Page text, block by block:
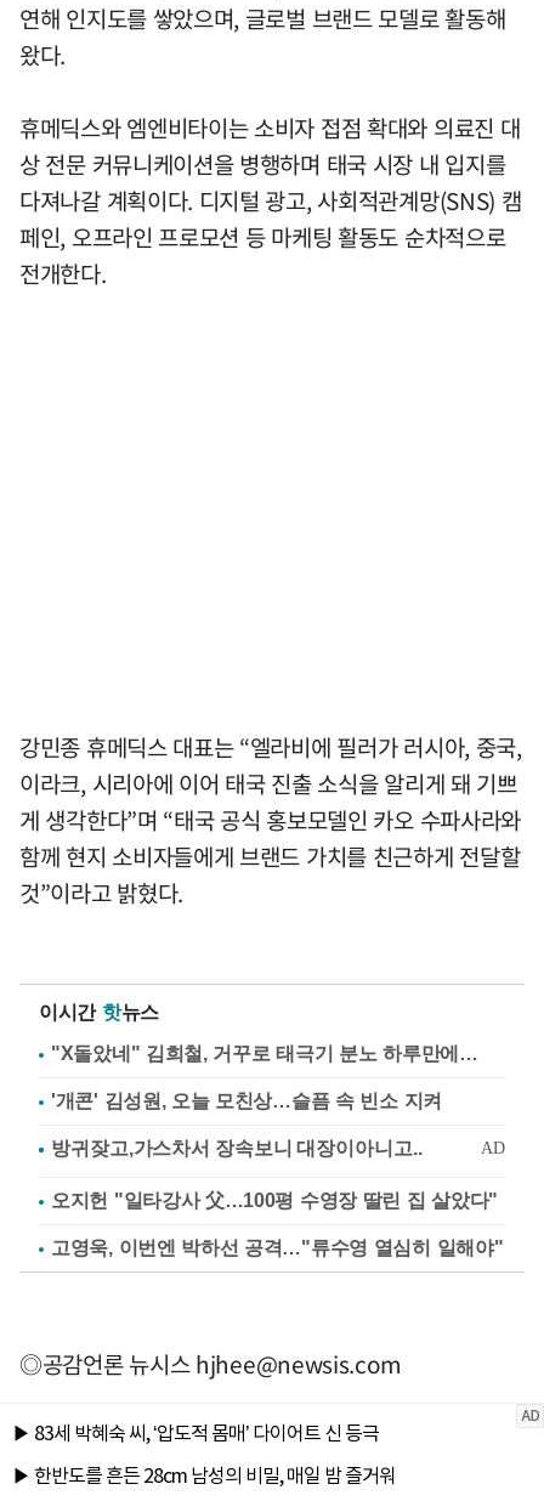
연해 인지도를 쌓았으며, 글로벌 브랜드 모델로 활동해
왔다.
휴메딕스와 엠엔비타이는 소비자 접점 확대와 의료진 대
상 전문 커뮤니케이션을 병행하며 태국 시장 내 입지를
다져나갈 계획이다. 디지털 광고, 사회적관계망(SNS) 캠
페인, 오프라인 프로모션 등 마케팅 활동도 순차적으로
전개한다.
강민종 휴메딕스 대표는 “엘라비에 필러가 러시아, 중국,
이라크, 시리아에 이어 태국 진출 소식을 알리게 돼 기쁘
게 생각한다”며 “태국 공식 홍보모델인 카오 수파사라와
함께 현지 소비자들에게 브랜드 가치를 친근하게 전달할
것”이라고 밝혔다.
이시간 핫뉴스
"X돌았네" 김희철, 거꾸로 태극기 분노 하루만에…
'개콘' 김성원, 오늘 모친상…슬픔 속 빈소 지켜
오지헌 "일타강사 父…100평 수영장 딸린 집 살았다"
고영욱, 이번엔 박하선 공격…"류수영 열심히 일해야"
◎공감언론 뉴시스hjhee@newsis.com